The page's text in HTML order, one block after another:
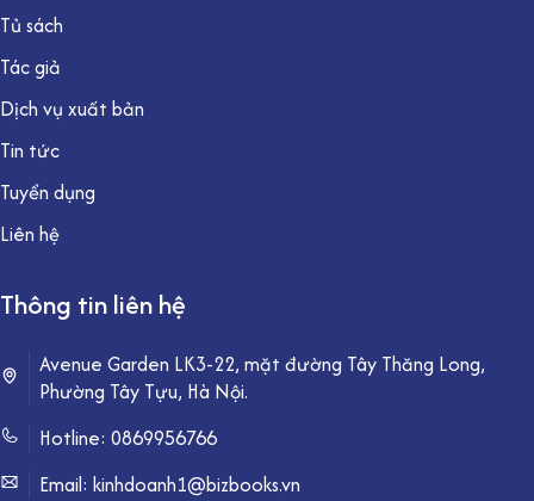
Tủ sách
Tác giả
Dịch vụ xuất bản
Tin tức
Tuyển dụng
Liên hệ
Thông tin liên hệ
Avenue Garden LK3-22, mặt đường Tây Thăng Long,
Phường Tây Tựu, Hà Nội.
Hotline: 0869956766
Email: kinhdoanh1@bizbooks.vn